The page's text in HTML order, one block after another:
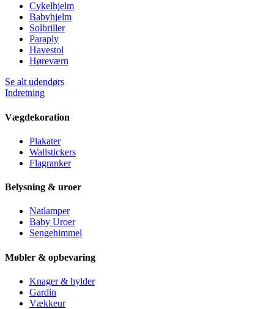
Cykelhjelm
Babyhjelm
Solbriller
Paraply
Havestol
Høreværn
Se alt udendørs
Indretning
Vægdekoration
Plakater
Wallstickers
Flagranker
Belysning & uroer
Natlamper
Baby Uroer
Sengehimmel
Møbler & opbevaring
Knager & hylder
Gardin
Vækkeur